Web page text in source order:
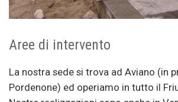
Aree di intervento
La nostra sede si trova ad Aviano (in
Pordenone) ed operiamo in tutto il